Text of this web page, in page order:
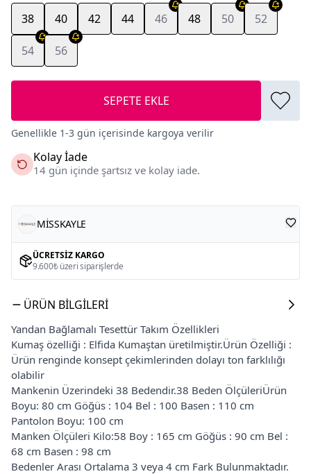
38 40 42 44 46 48 50 52
54 56
SEPETE EKLE
Genellikle 1-3 gün içerisinde kargoya verilir
Kolay İade
14 gün içinde şartsız ve kolay iade.
MİSSKAYLE
ÜCRETSIZ KARGO
9.600₺ üzeri siparişlerde
ÜRÜN BILGILERI
Yandan Bağlamalı Tesettür Takım Özellikleri
Kumaş özelliği : Elfida Kumaştan üretilmiştir.Ürün Özelliği :
Ürün renginde konsept çekimlerinden dolayı ton farklılığı
olabilir
Mankenin Üzerindeki 38 Bedendir.38 Beden ÖlçüleriÜrün
Boyu: 80 cm Göğüs : 104 Bel : 100 Basen : 110 cm
Pantolon Boyu: 100 cm
Manken Ölçüleri Kilo:58 Boy : 165 cm Göğüs : 90 cm Bel :
68 cm Basen : 98 cm
Bedenler Arası Ortalama 3 veya 4 cm Fark Bulunmaktadır.